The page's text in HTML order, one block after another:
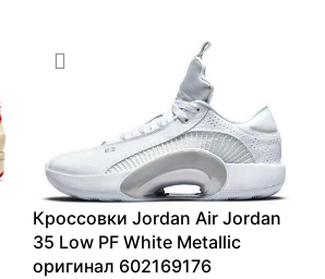
Кроссовки Jordan Air Jordan
35 Low PF White Metallic
оригинал 602169176